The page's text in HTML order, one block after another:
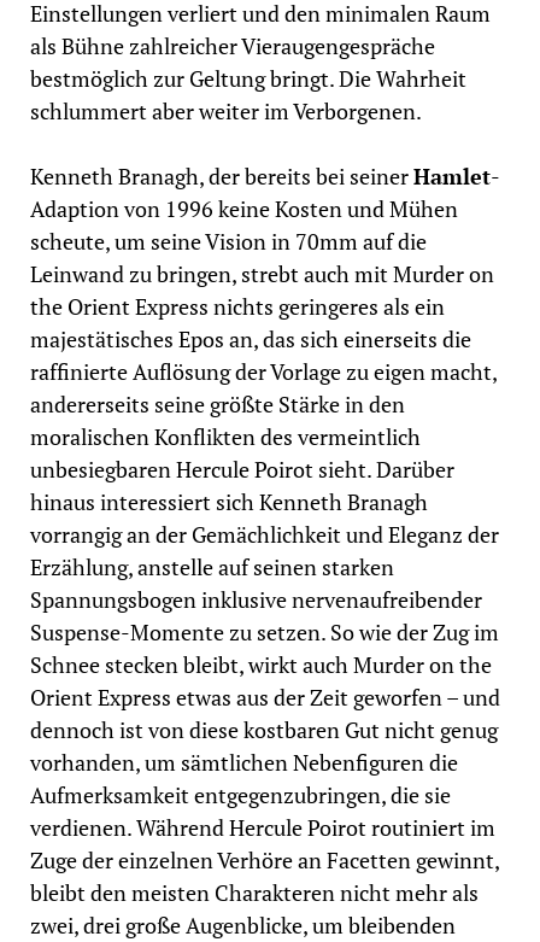
Einstellungen verliert und den minimalen Raum
als Bühne zahlreicher Vieraugengespräche
bestmöglich zur Geltung bringt. Die Wahrheit
schlummert aber weiter im Verborgenen.
Kenneth Branagh, der bereits bei seinerHamlet-
Adaption von 1996 keine Kosten und Mühen
scheute, um seine Vision in 70mm auf die
Leinwand zu bringen, strebt auch mit Murder on
the Orient Express nichts geringeres als ein
majestätisches Epos an, das sich einerseits die
raffinierte Auflösung der Vorlage zu eigen macht,
andererseits seine größte Stärke in den
moralischen Konflikten des vermeintlich
unbesiegbaren Hercule Poirot sieht. Darüber
hinaus interessiert sich Kenneth Branagh
vorrangig an der Gemächlichkeit und Eleganz der
Erzählung, anstelle auf seinen starken
Spannungsbogen inklusive nervenaufreibender
Suspense-Momente zu setzen. So wie der Zug im
Schnee stecken bleibt, wirkt auch Murder on the
Orient Express etwas aus der Zeit geworfen – und
dennoch ist von diese kostbaren Gut nicht genug
vorhanden, um sämtlichen Nebenfiguren die
Aufmerksamkeit entgegenzubringen, die sie
verdienen. Während Hercule Poirot routiniert im
Zuge der einzelnen Verhöre an Facetten gewinnt,
bleibt den meisten Charakteren nicht mehr als
zwei, drei große Augenblicke, um bleibenden